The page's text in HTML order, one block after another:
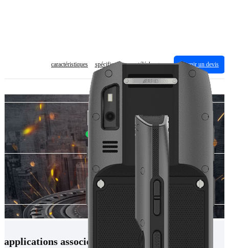
caractéristiques spécification télécharger obtenir un devis
applications associées